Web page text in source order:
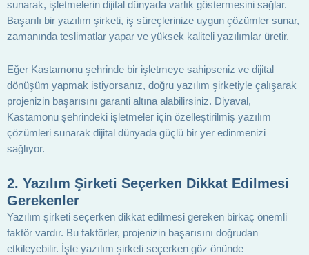
sunarak, işletmelerin dijital dünyada varlık göstermesini sağlar.
Başarılı bir yazılım şirketi, iş süreçlerinize uygun çözümler sunar,
zamanında teslimatlar yapar ve yüksek kaliteli yazılımlar üretir.
Eğer Kastamonu şehrinde bir işletmeye sahipseniz ve dijital
dönüşüm yapmak istiyorsanız, doğru yazılım şirketiyle çalışarak
projenizin başarısını garanti altına alabilirsiniz. Diyaval,
Kastamonu şehrindeki işletmeler için özelleştirilmiş yazılım
çözümleri sunarak dijital dünyada güçlü bir yer edinmenizi
sağlıyor.
2. Yazılım Şirketi Seçerken Dikkat Edilmesi
Gerekenler
Yazılım şirketi seçerken dikkat edilmesi gereken birkaç önemli
faktör vardır. Bu faktörler, projenizin başarısını doğrudan
etkileyebilir. İşte yazılım şirketi seçerken göz önünde